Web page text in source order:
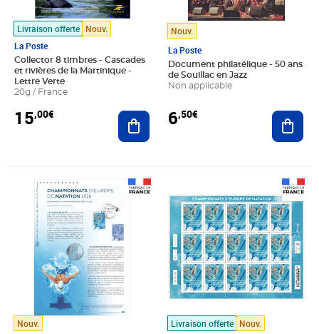
Livraison offerte Nouv.
La Poste
Collector 8 timbres - Cascades
et rivières de la Martinique -
Lettre Verte
20g / France
15,00€ Ajouter au panier
Nouv.
La Poste
Document philatélique - 50 ans
de Souillac en Jazz
Non applicable
6,50€
Nouv.
Prix 6,50€
Livraison offerte Nouv.